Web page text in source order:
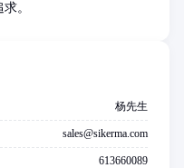
。
杨先生
sales@sikerma.com
613660089